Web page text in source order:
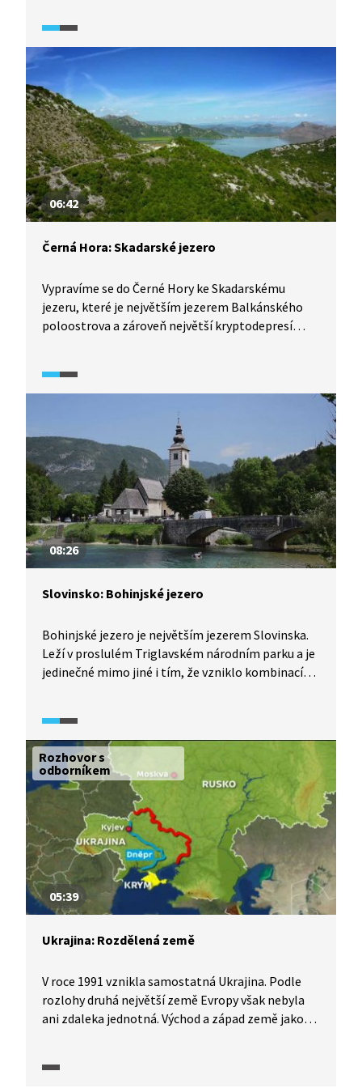
církve. V dobách Sovětského svazu však došlo
ke zrušení kláštera a rozboření budov, zachovány
zůstaly pouze dva historické cenné kostely. Celé
okolí jezera je tak pro milovníky historických
památek skutečným skvostem.
06:42
Černá Hora: Skadarské jezero
Vypravíme se do Černé Hory ke Skadarskému
jezeru, které je největším jezerem Balkánského
poloostrova a zároveň největší kryptodepresí
dozvíme něco o výrobě vína a fenoménu
08:26
Slovinsko: Bohinjské jezero
Bohinjské jezero je největším jezerem Slovinska.
Leží v proslulém Triglavském národním parku a je
jedinečné mimo jiné i tím, že vzniklo kombinací
míst. Snad každý návštěvník Triglavského
národního parku si zde přijde na své. Podívejte se
s námi.
Rozhovor s
odborníkem
05:39
Ukrajina: Rozdělená země
V roce 1991 vznikla samostatná Ukrajina. Podle
rozlohy druhá největší země Evropy však nebyla
ani zdaleka jednotná. Východ a západ země jako
Naopak západ Ukrajiny je spíše středoevropský.